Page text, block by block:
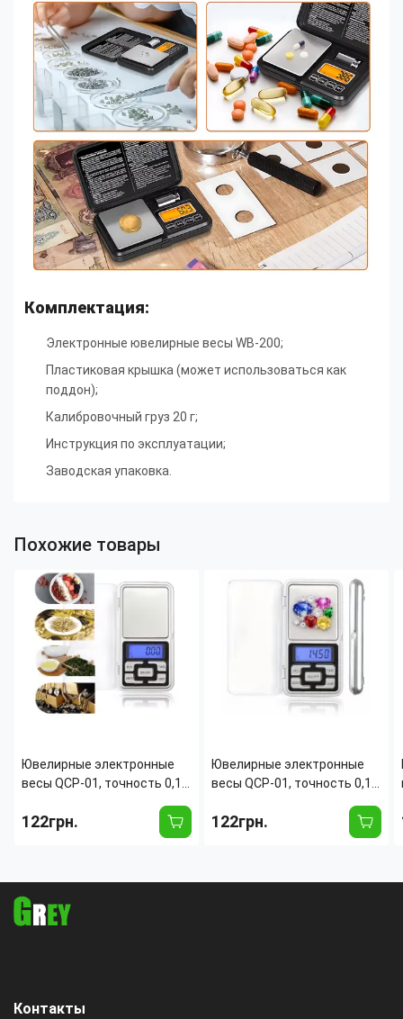
Комплектация:
Электронные ювелирные весы WB-200;
Пластиковая крышка (может использоваться как
поддон);
Калибровочный груз 20 г;
Инструкция по эксплуатации;
Заводская упаковка.
Похожие товары
Ювелирные электронные
весы QCP-01, точность 0,1
подсветкой, 4 единицы
измерения, калибровка, с
122грн.
Ювелирные электронные
весы QCP-01, точность 0,1
подсветкой, 4 единицы
измерения, калибровка, с
122грн.
Контакты